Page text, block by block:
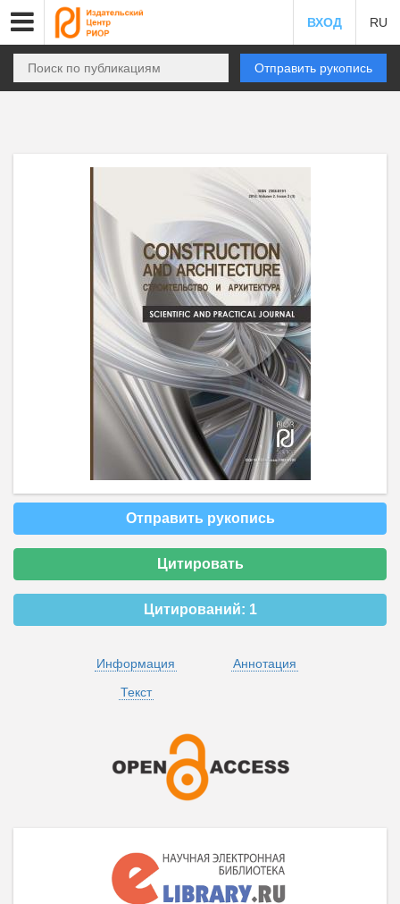
ВХОД RU
Отправить рукопись
Отправить рукопись
Цитировать
Цитирований: 1
Информация
Аннотация
Текст